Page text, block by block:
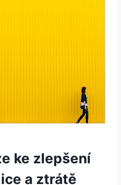
ke zlepšení
a ztrátě